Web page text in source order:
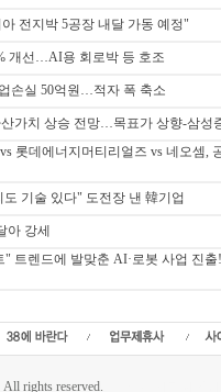
전지박 5공장 내달 가동 예정"
개선…AI용 회로박 등 호조
손실 50억원…적자 폭 축소
가치 상승 전망…목표가 상향-삼성
롯데에너지머티리얼즈 vs 네오셈,
기술 있다" 도전장 낸 韓기업
아 강세
트렌드에 발맞춘 AI·로봇 사업 진출!
All rights reserved.